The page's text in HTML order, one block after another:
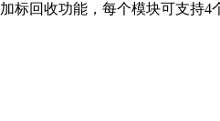
标回收功能，每个模块可支持4